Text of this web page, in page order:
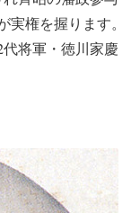
権を握ります。
将軍・徳川家慶